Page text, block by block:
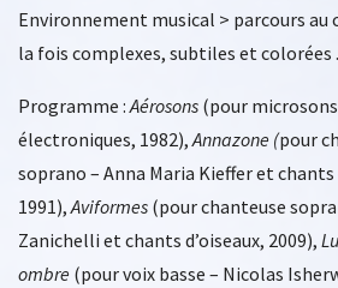
Environnement musical > parcours au
la fois complexes, subtiles et colorées .
Programme :Aérosons (pour
électroniques, 1982),Annazone (pour
soprano – Anna Maria Kieffer et chants
1991),Aviformes (pour chanteuse
Zanichelli et chants d’oiseaux, 2009),
ombre (pour voix basse – Nicolas